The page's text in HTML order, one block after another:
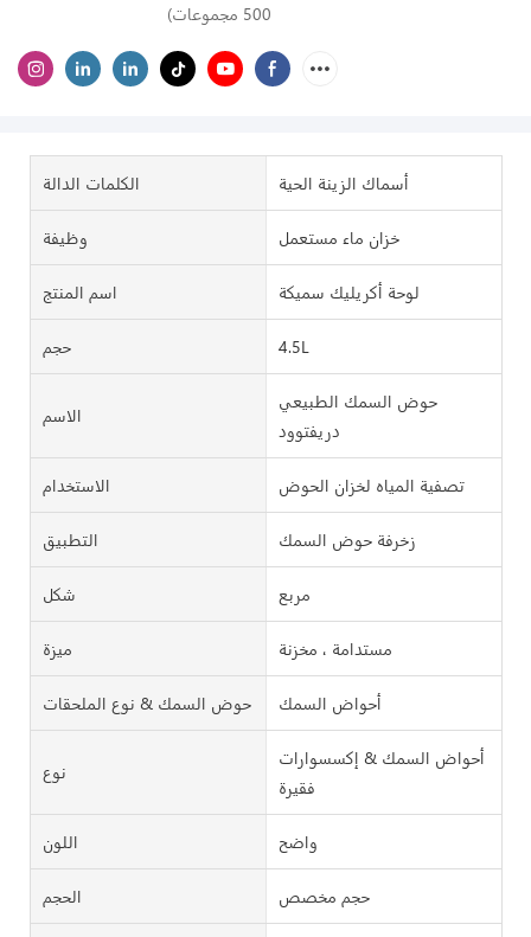
500 مجموعات)
الكلمات الدالة أسماك الزينة الحية
وظيفة خزان ماء مستعمل
اسم المنتج لوحة أكريليك سميكة
حجم 4.5L
الاسم
حوض السمك الطبيعي
دريفتوود
الاستخدام تصفية المياه لخزان الحوض
التطبيق زخرفة حوض السمك
شكل مربع
ميزة مستدامة ، مخزنة
حوض السمك & نوع الملحقات أحواض السمك
نوع
أحواض السمك & إكسسوارات
فقيرة
اللون واضح
الحجم حجم مخصص